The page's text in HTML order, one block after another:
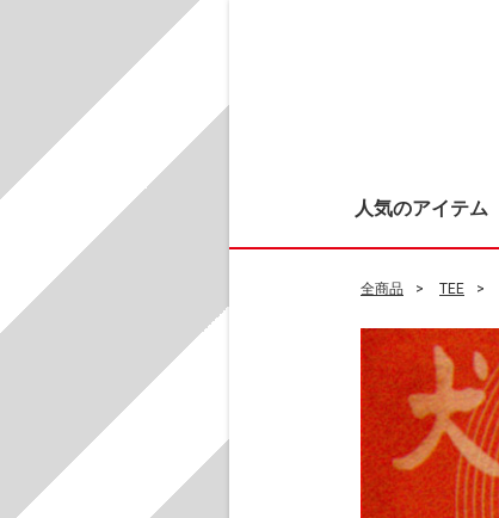
人気のアイテム
全商品 TEE